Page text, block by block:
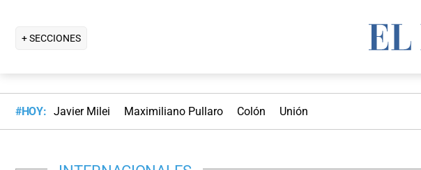
+ SECCIONES
#HOY: Javier Milei Maximiliano Pullaro Colón Unión